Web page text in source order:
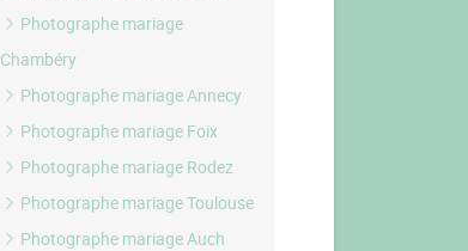
Photographe mariage
Chambéry
Photographe mariage Annecy
Photographe mariage Foix
Photographe mariage Rodez
Photographe mariage Toulouse
Photographe mariage Auch